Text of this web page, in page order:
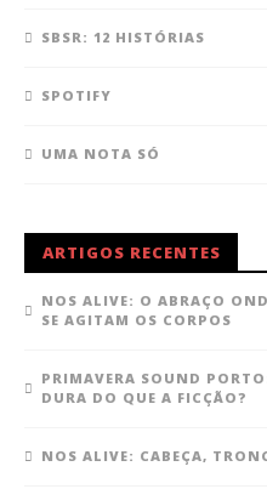
SBSR: 12 HISTÓRIAS
SPOTIFY
UMA NOTA SÓ
ARTIGOS RECENTES
NOS ALIVE: O ABRAÇO
SE AGITAM OS CORPOS
PRIMAVERA SOUND
DURA DO QUE A FICÇÃO?
NOS ALIVE: CABEÇA,